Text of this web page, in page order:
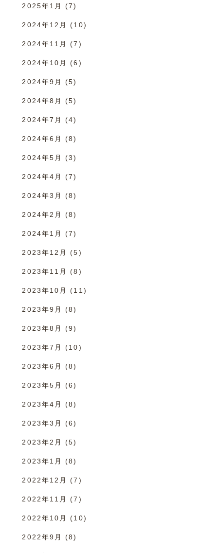
2025年1月 (7)
2024年12月 (10)
2024年11月 (7)
2024年10月 (6)
2024年9月 (5)
2024年8月 (5)
2024年7月 (4)
2024年6月 (8)
2024年5月 (3)
2024年4月 (7)
2024年3月 (8)
2024年2月 (8)
2024年1月 (7)
2023年12月 (5)
2023年11月 (8)
2023年10月 (11)
2023年9月 (8)
2023年8月 (9)
2023年7月 (10)
2023年6月 (8)
2023年5月 (6)
2023年4月 (8)
2023年3月 (6)
2023年2月 (5)
2023年1月 (8)
2022年12月 (7)
2022年11月 (7)
2022年10月 (10)
2022年9月 (8)